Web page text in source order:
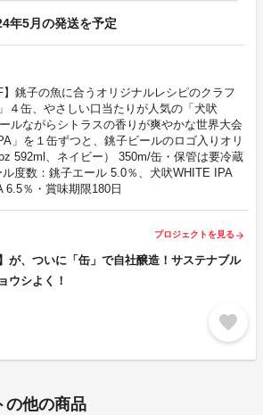
年5月の発送を予定
】銚子の魚に合うオリジナルレシピのクラフ
４缶、やさしい口当たりが人気の「犬吠
ルながらシトラスの香りが爽やかな世界大会
」を１缶ずつと、銚子ビールのロゴ入りオリ
592ml、ネイビー） 350m/缶・保管は要冷蔵
度数：銚子エール 5.0％、犬吠WHITE IPA
％・賞味期限180日
プロジェクトを見る arrow_forward
が、ついに「缶」で自社醸造！サステナブル
ウシよく！
favorite
の他の商品